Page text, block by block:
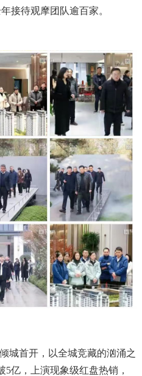
接待观摩团队逾百家。
城首开，以全城竞藏的汹涌之
亿，上演现象级红盘热销，